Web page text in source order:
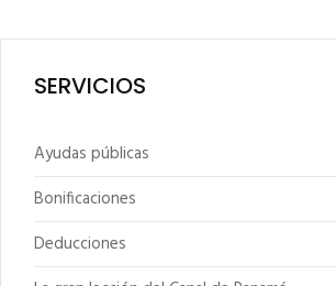
SERVICIOS
Ayudas públicas
Bonificaciones
Deducciones